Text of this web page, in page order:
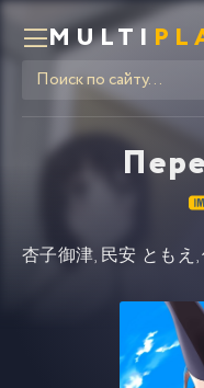
MULTI
杏子御津, 民安 ともえ,